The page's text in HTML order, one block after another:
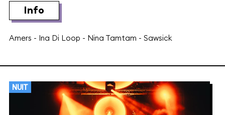
Info
Amers - Ina Di Loop - Nina Tamtam - Sawsick
NUIT